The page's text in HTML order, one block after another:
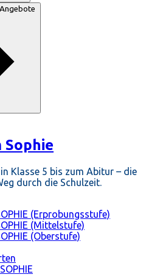
Sophie
Klasse 5 bis zum Abitur – die
durch die Schulzeit.
(Erprobungsstufe)
(Mittelstufe)
(Oberstufe)